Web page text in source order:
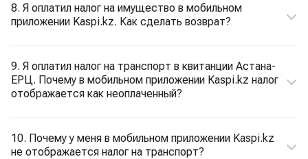
8. Я оплатил налог на имущество в мобильном
приложении Kaspi.kz. Как сделать возврат?
9. Я оплатил налог на транспорт в квитанции Астана-
ЕРЦ. Почему в мобильном приложении Kaspi.kz налог
отображается как неоплаченный?
10. Почему у меня в мобильном приложении Kaspi.kz
не отображается налог на транспорт?